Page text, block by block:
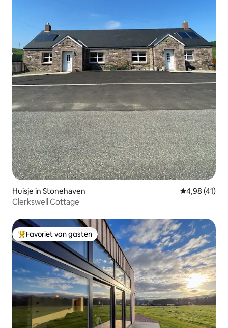
Huisje in Stonehaven Gemiddelde
4,98 (41)
Clerkswell Cottage
Topfavoriet van gasten
Favoriet van gasten